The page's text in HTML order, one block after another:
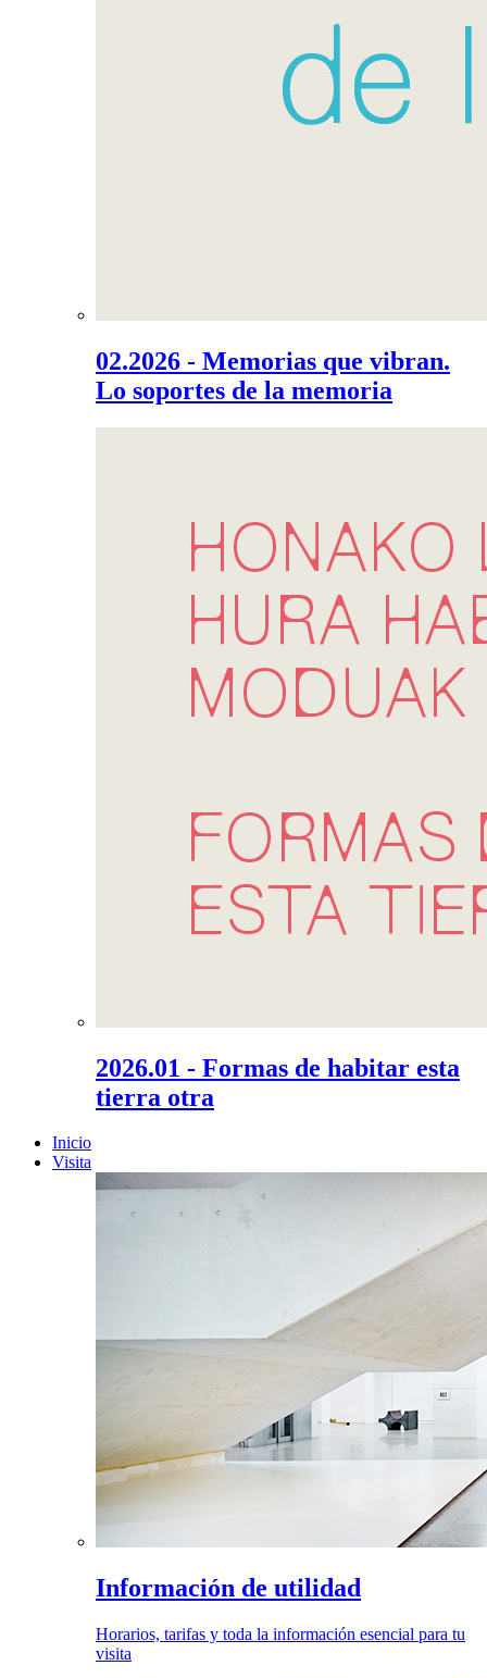
02.2026 - Memorias que vibran.
Lo soportes de la memoria
2026.01 - Formas de habitar esta
tierra otra
Inicio
Visita
Información de utilidad
Horarios, tarifas y toda la información esencial para tu
visita